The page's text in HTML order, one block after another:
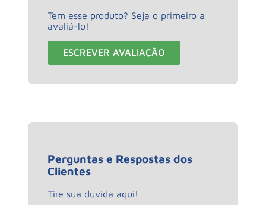
Tem esse produto? Seja o primeiro a
avaliá-lo!
ESCREVER AVALIAÇÃO
Perguntas e Respostas dos
Clientes
Tire sua duvida aqui!